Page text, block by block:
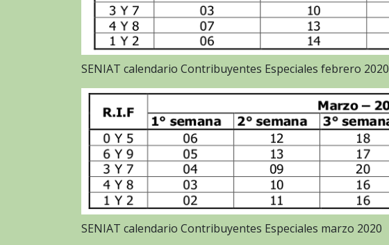
SENIAT calendario Contribuyentes Especiales febrero 2020
SENIAT calendario Contribuyentes Especiales marzo 2020